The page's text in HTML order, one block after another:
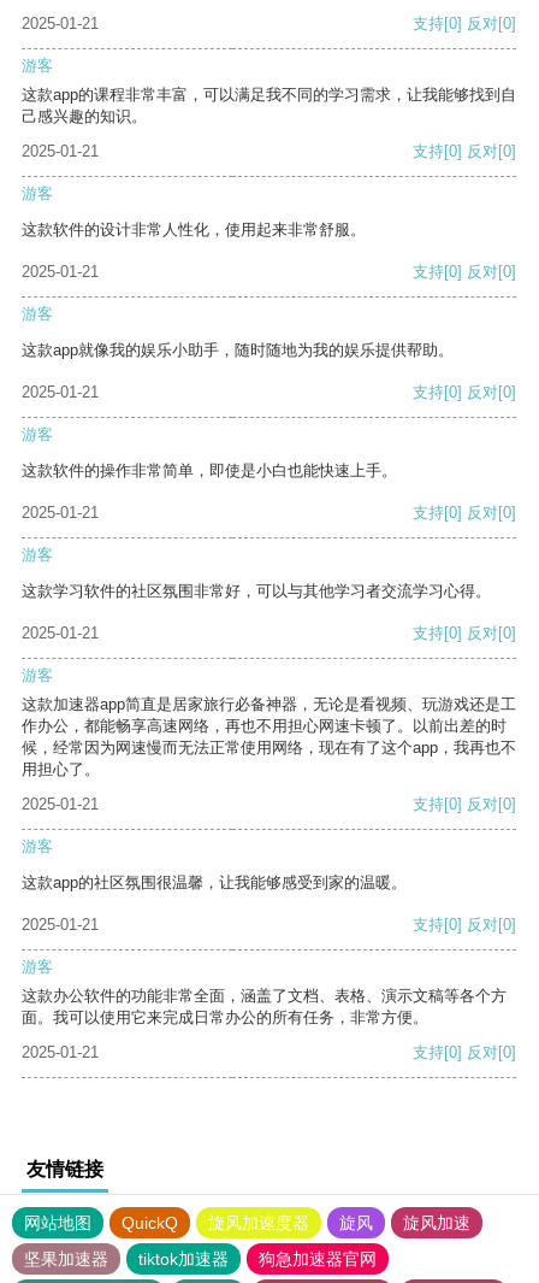
2025-01-21 支持[0] 反对[0]
游客
这款app的课程非常丰富，可以满足我不同的学习需求，让我能够找到自
己感兴趣的知识。
2025-01-21
支持[0] 反对[0]
游客
这款软件的设计非常人性化，使用起来非常舒服。
2025-01-21 支持[0] 反对[0]
游客
这款app就像我的娱乐小助手，随时随地为我的娱乐提供帮助。
2025-01-21 支持[0] 反对[0]
游客
这款软件的操作非常简单，即使是小白也能快速上手。
2025-01-21 支持[0] 反对[0]
游客
这款学习软件的社区氛围非常好，可以与其他学习者交流学习心得。
2025-01-21 支持[0] 反对[0]
游客
这款加速器app简直是居家旅行必备神器，无论是看视频、玩游戏还是工
作办公，都能畅享高速网络，再也不用担心网速卡顿了。以前出差的时
候，经常因为网速慢而无法正常使用网络，现在有了这个app，我再也不
用担心了。
2025-01-21
支持[0] 反对[0]
游客
这款app的社区氛围很温馨，让我能够感受到家的温暖。
2025-01-21 支持[0] 反对[0]
游客
这款办公软件的功能非常全面，涵盖了文档、表格、演示文稿等各个方
面。我可以使用它来完成日常办公的所有任务，非常方便。
2025-01-21
支持[0] 反对[0]
友情链接
网站地图 QuickQ 旋风加速度器 旋风
旋风加速
坚果加速器
tiktok加速器 狗急加速器官网